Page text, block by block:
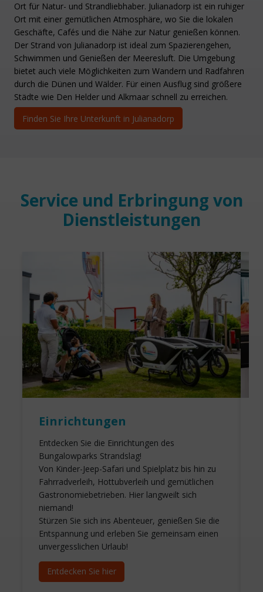
Ort für Natur- und Strandliebhaber. Julianadorp ist ein ruhiger
Ort mit einer gemütlichen Atmosphäre, wo Sie die lokalen
Geschäfte, Cafés und die Nähe zur Natur genießen können.
Der Strand von Julianadorp ist ideal zum Spazierengehen,
Schwimmen und Genießen der Meeresluft. Die Umgebung
bietet auch viele Möglichkeiten zum Wandern und Radfahren
durch die Dünen und Wälder. Für einen Ausflug sind größere
Städte wie Den Helder und Alkmaar schnell zu erreichen.
Finden Sie Ihre Unterkunft in Julianadorp
Service und Erbringung von
Dienstleistungen
Einrichtungen
Entdecken Sie die Einrichtungen des
Bungalowparks Strandslag!
Von Kinder-Jeep-Safari und Spielplatz bis hin zu
Fahrradverleih, Hottubverleih und gemütlichen
Gastronomiebetrieben. Hier langweilt sich
niemand!
Stürzen Sie sich ins Abenteuer, genießen Sie die
Entspannung und erleben Sie gemeinsam einen
unvergesslichen Urlaub!
Entdecken Sie hier